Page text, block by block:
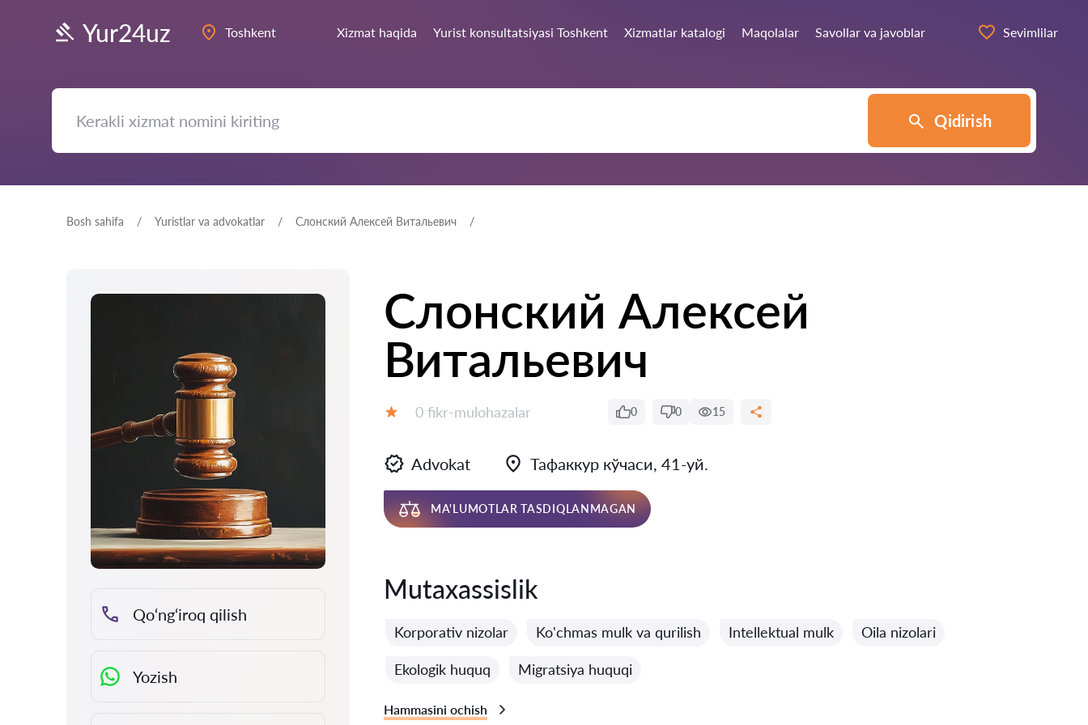
Yur24uz Toshkent Xizmat haqida Yurist konsultatsiyasi Toshkent Xizmatlar katalogi Maqolalar Savollar va javoblar Sevimlilar
Qidirish
Bosh sahifa Yuristlar va advokatlar Слонский Алексей Витальевич
Qo‘ng‘iroq qilish
Yozish
Слонский Алексей
Витальевич
Fikrlar:
0 fikr-mulohazalar 0 0 15
Advokat Тафаккур кўчаси, 41-уй.
MA'LUMOTLAR TASDIQLANMAGAN
Mutaxassislik
Korporativ nizolar Ko'chmas mulk va qurilish Intellektual mulk Oila nizolari
Ekologik huquq Migratsiya huquqi
Hammasini ochish